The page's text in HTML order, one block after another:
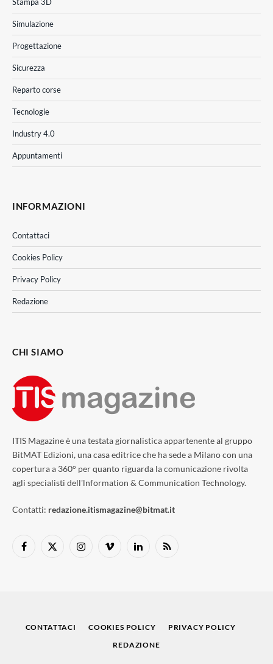
Simulazione
Progettazione
Sicurezza
Reparto corse
Tecnologie
Industry 4.0
Appuntamenti
INFORMAZIONI
Contattaci
Cookies Policy
Privacy Policy
Redazione
CHI SIAMO
ITIS Magazine è una testata giornalistica appartenente al gruppo
BitMAT Edizioni, una casa editrice che ha sede a Milano con una
copertura a 360° per quanto riguarda la comunicazione rivolta
agli specialisti dell'lnformation & Communication Technology.
Contatti: redazione.itismagazine@bitmat.it
Facebook
X
InstagramVimeo LinkedInRSS
CONTATTACI COOKIES POLICY
PRIVACY POLICY
REDAZIONE